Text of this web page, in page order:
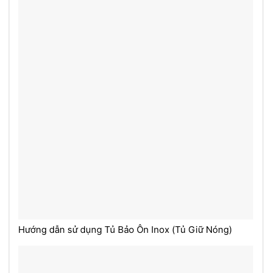
Hướng dẫn sử dụng Tủ Bảo Ôn Inox (Tủ Giữ Nóng)